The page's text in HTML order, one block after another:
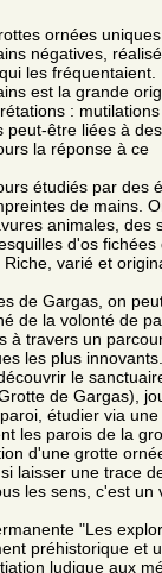
ornées
négatives,
les fréquentaient.
est la grande
:
peut-être liées à
la réponse à ce
étudiés par des
de mains.
animales, des
d'os fichées
varié et
de Gargas, on
de la volonté de
à travers un
les plus innovants.
le
de Gargas),
étudier via
les parois de la
d'une grotte
laisser une trace
les sens, c'est un
"Les
préhistorique et
ludique aux